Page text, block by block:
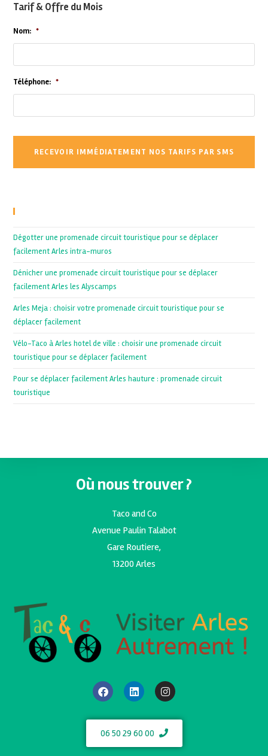
Tarif & Offre du Mois
Nom: *
Téléphone: *
Dégotter une promenade circuit touristique pour se déplacer
facilement Arles intra-muros
Dénicher une promenade circuit touristique pour se déplacer
facilement Arles les Alyscamps
Arles Meja : choisir votre promenade circuit touristique pour se
déplacer facilement
Vélo-Taco à Arles hotel de ville : choisir une promenade circuit
touristique pour se déplacer facilement
Pour se déplacer facilement Arles hauture : promenade circuit
touristique
Où nous trouver ?
Taco and Co
Avenue Paulin Talabot
Gare Routiere,
13200 Arles
06 50 29 60 00